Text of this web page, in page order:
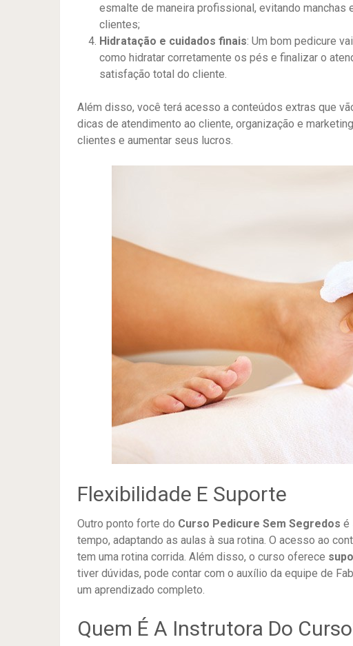
esmalte de maneira profissional, evitando manchas
clientes;
Hidratação e cuidados finais: Um bom pedicure
como hidratar corretamente os pés e finalizar o
satisfação total do cliente.
Além disso, você terá acesso a conteúdos extras que
dicas de atendimento ao cliente, organização e
clientes e aumentar seus lucros.
Flexibilidade E Suporte
Outro ponto forte do Curso Pedicure Sem Segredos é
tempo, adaptando as aulas à sua rotina. O acesso ao
tem uma rotina corrida. Além disso, o curso oferece
tiver dúvidas, pode contar com o auxílio da equipe de
um aprendizado completo.
Quem É A Instrutora Do